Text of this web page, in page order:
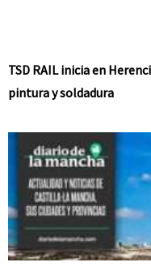
TSD RAIL inicia en
pintura y soldadura